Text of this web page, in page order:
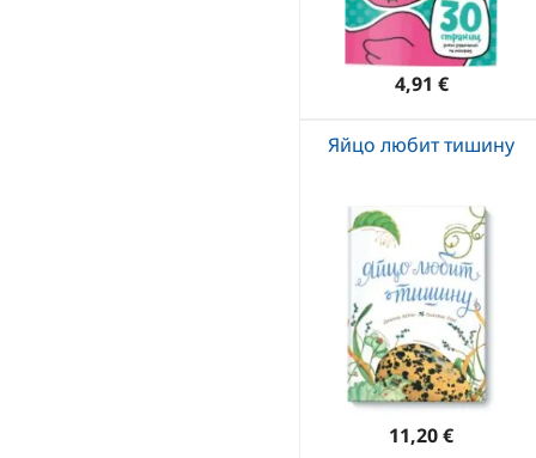
4,91 €
Яйцо любит тишину
11,20 €